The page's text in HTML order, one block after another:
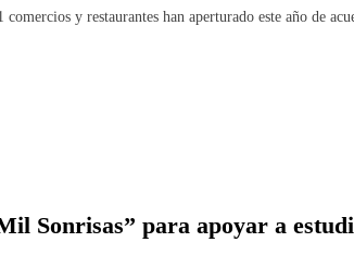
y restaurantes han aperturado este año de
Sonrisas” para apoyar a